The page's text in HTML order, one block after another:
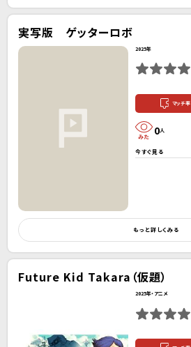
実写版 ゲッターロボ
2025年
マッチ率
0人
今すぐ見る
もっと詳しくみる
Future Kid Takara（仮題）
2025年・アニメ